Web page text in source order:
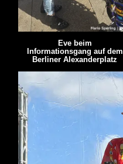
Eve beim
Informationsgang auf dem
Berliner Alexanderplatz